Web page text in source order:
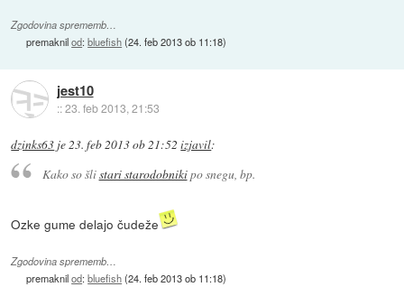
Zgodovina sprememb…
premaknilod:bluefish(24. feb 2013 ob 11:18)
jest10
::23. feb 2013, 21:53
dzinks63 je23. feb 2013 ob 21:52 izjavil:
Kako so šlistari starodobnikipo snegu, bp.
Ozke gume delajo čudeže
Zgodovina sprememb…
premaknilod:bluefish(24. feb 2013 ob 11:18)